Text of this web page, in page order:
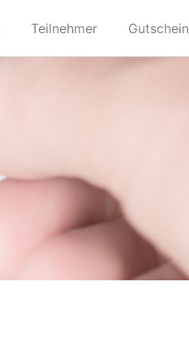
Teilnehmer Gutschein